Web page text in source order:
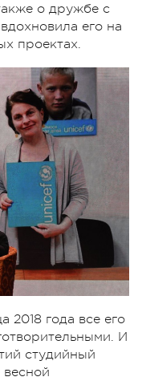
о дружбе с
его на
проектах.
2018 года все его
И
студийный